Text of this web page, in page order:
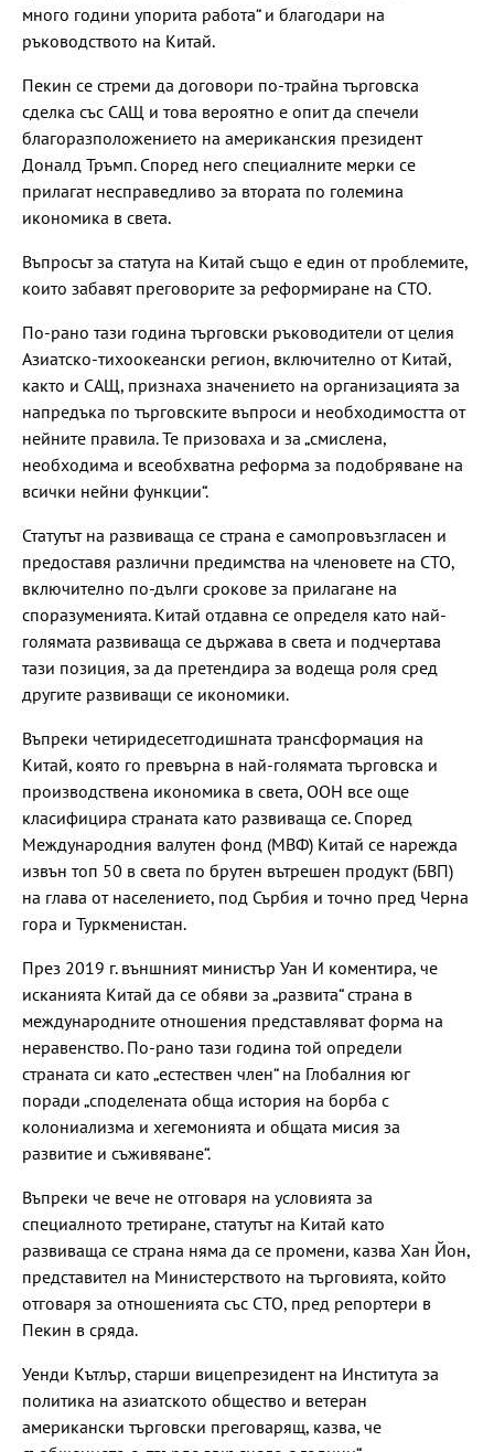
много години упорита работа“ и благодари на
ръководството на Китай.
Пекин се стреми да договори по-трайна търговска
сделка със САЩ и това вероятно е опит да спечели
благоразположението на американския президент
Доналд Тръмп. Според него специалните мерки се
прилагат несправедливо за втората по големина
икономика в света.
Въпросът за статута на Китай също е един от проблемите,
които забавят преговорите за реформиране на СТО.
По-рано тази година търговски ръководители от целия
Азиатско-тихоокеански регион, включително от Китай,
както и САЩ, признаха значението на организацията за
напредъка по търговските въпроси и необходимостта от
нейните правила. Те призоваха и за „смислена,
необходима и всеобхватна реформа за подобряване на
всички нейни функции“.
Статутът на развиваща се страна е самопровъзгласен и
предоставя различни предимства на членовете на СТО,
включително по-дълги срокове за прилагане на
споразуменията. Китай отдавна се определя като най-
голямата развиваща се държава в света и подчертава
тази позиция, за да претендира за водеща роля сред
другите развиващи се икономики.
Въпреки четиридесетгодишната трансформация на
Китай, която го превърна в най-голямата търговска и
производствена икономика в света, ООН все още
класифицира страната като развиваща се. Според
Международния валутен фонд (МВФ) Китай се нарежда
извън топ 50 в света по брутен вътрешен продукт (БВП)
на глава от населението, под Сърбия и точно пред Черна
гора и Туркменистан.
През 2019 г. външният министър Уан И коментира, че
исканията Китай да се обяви за „развита“ страна в
международните отношения представляват форма на
неравенство. По-рано тази година той определи
страната си като „естествен член“ на Глобалния юг
поради „споделената обща история на борба с
колониализма и хегемонията и общата мисия за
развитие и съживяване“.
Въпреки че вече не отговаря на условията за
специалното третиране, статутът на Китай като
развиваща се страна няма да се промени, казва Хан Йон,
представител на Министерството на търговията, който
отговаря за отношенията със СТО, пред репортери в
Пекин в сряда.
Уенди Кътлър, старши вицепрезидент на Института за
политика на азиатското общество и ветеран
американски търговски преговарящ, казва, че